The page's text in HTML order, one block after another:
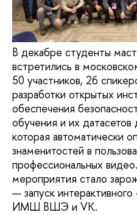
В декабре студенты
встретились в
50 участников, 26
разработки открытых
обеспечения
обучения и их
которая автоматически
знаменитостей в
профессиональных
мероприятия стало
— запуск
ИМШ ВШЭ и VK.